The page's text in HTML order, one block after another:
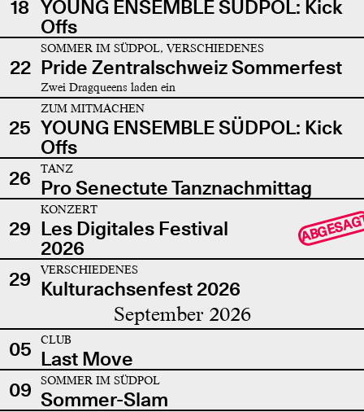
18 YOUNG ENSEMBLE SÜDPOL: Kick
Offs
22
SOMMER IM SÜDPOL, VERSCHIEDENES
Pride Zentralschweiz Sommerfest
Zwei Dragqueens laden ein
25
ZUM MITMACHEN
YOUNG ENSEMBLE SÜDPOL: Kick
Offs
26
TANZ
Pro Senectute Tanznachmittag
29
KONZERT
Les Digitales Festival
2026
29 VERSCHIEDENES
Kulturachsenfest 2026
September 2026
05 CLUB
Last Move
09
SOMMER IM SÜDPOL
Sommer-Slam